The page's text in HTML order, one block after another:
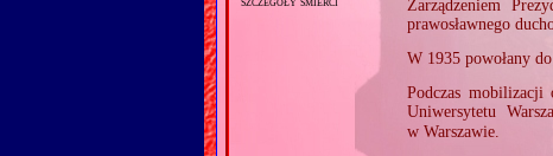
Zarządzeniem
prawosławnego
W 1935 powołany
Podczas mobilizacji
Uniwersytetu
w Warszawie.